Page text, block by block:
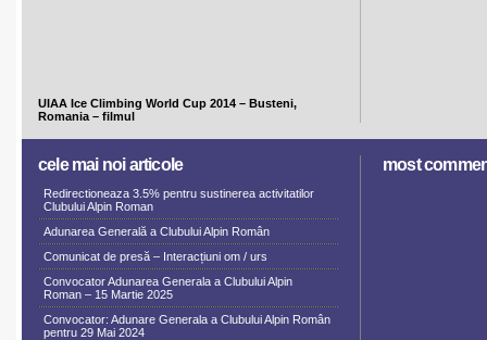
UIAA Ice Climbing World Cup 2014 – Busteni,
Romania – filmul
cele mai noi articole
Redirectioneaza 3.5% pentru sustinerea activitatilor
Clubului Alpin Roman
Adunarea Generală a Clubului Alpin Român
Comunicat de presă – Interacțiuni om / urs
Convocator Adunarea Generala a Clubului Alpin
Roman – 15 Martie 2025
Convocator: Adunare Generala a Clubului Alpin Român
pentru 29 Mai 2024
most